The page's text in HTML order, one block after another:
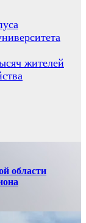
жителей
области